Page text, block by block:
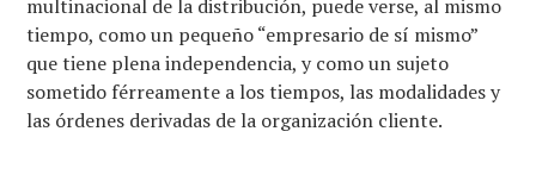
multinacional de la distribución, puede verse, al mismo
tiempo, como un pequeño “empresario de sí mismo”
que tiene plena independencia, y como un sujeto
sometido férreamente a los tiempos, las modalidades y
las órdenes derivadas de la organización cliente.